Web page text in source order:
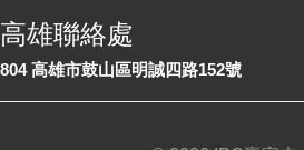
高雄聯絡處
804 高雄市鼓山區明誠四路152號